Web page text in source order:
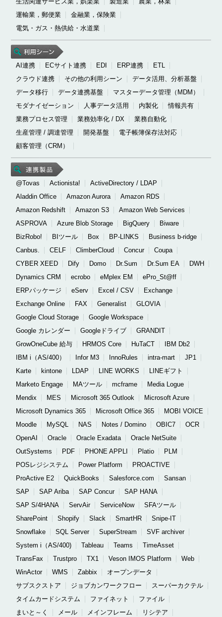
運輸業，郵便業
金融業，保険業
電気・ガス・熱供給・水道業
AI連携 ECサイト連携 EDI ERP連携
ETL
クラウド連携
その他の利用シーン
データ活用、分析基盤
データ移行
データ連携基盤
マスターデータ管理（MDM）
モダナイゼーション
人事データ活用 内製化
情報共有
業務プロセス管理
業務効率化 / DX
業務自動化
生産管理 / 調達管理
開発基盤
電子帳簿保存法対応
顧客管理（CRM）
@Tovas Actionista!
ActiveDirectory / LDAP
Aladdin Office
Amazon Aurora
Amazon RDS
Amazon Redshift
Amazon S3
Amazon Web Services
ASPROVA
Azure Blob Storage BigQuery
Biware
BizRobo!
BIツール Box BP-LINKS
Business b-ridge
Canbus.
CELF ClimberCloud Concur
Coupa
CYBER XEED
Dify Domo Dr.Sum Dr.Sum EA
DWH
Dynamics CRM
ecrobo eMplex EM
ePro_St@ff
ERPパッケージ
eServ Excel / CSV
Exchange
Exchange Online
FAX Generalist
GLOVIA
Google Cloud Storage
Google Workspace
Google カレンダー
Googleドライブ
GRANDIT
GrowOneCube 給与
HRMOS Core HuTaCT
IBM Db2
IBM i（AS/400）
Infor M3 InnoRules intra-mart
JP1
Karte
kintone LDAP LINE WORKS
LINEギフト
Marketo Engage
MAツール mcframe
Media Logue
Mendix
MES Microsoft 365 Outlook
Microsoft Azure
Microsoft Dynamics 365
Microsoft Office 365
MOBI VOICE
Moodle
MySQL NAS Notes / Domino OBIC7
OCR
OpenAI
Oracle Oracle Exadata
Oracle NetSuite
OutSystems
PDF PHONE APPLI Platio
PLM
POSレジシステム
Power Platform
PROACTIVE
ProActive E2
QuickBooks Salesforce.com
Sansan
SAP
SAP Ariba SAP Concur
SAP HANA
SAP S/4HANA
ServAir ServiceNow
SFAツール
SharePoint
Shopify Slack SmartHR
Snipe-IT
Snowflake
SQL Server SuperStream
SVF archiver
System i（AS/400)
Tableau Teams
TimeAsset
TransFax
Trustpro TX1 Veson IMOS Platform
Web
WinActor
WMS Zabbix
オープンデータ
サブスクストア
ジョブカンワークフロー
スーパーカクテル
タイムカードシステム
ファイネット
ファイル
まいと～く
メール メインフレーム
リシテア